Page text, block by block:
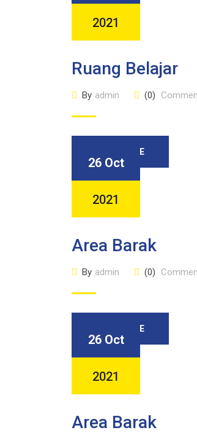
2021
Ruang Belajar
By admin (0)
READ MORE
26 Oct
2021
Area Barak
By admin (0)
READ MORE
26 Oct
2021
Area Barak